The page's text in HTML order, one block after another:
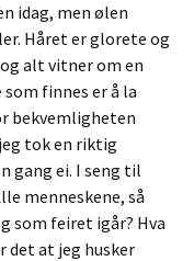
idag, men ølen
Håret er glorete og
alt vitner om en
finnes er å la
bekvemligheten
tok en riktig
gang ei. I seng til
menneskene, så
som feiret igår? Hva
det at jeg husker